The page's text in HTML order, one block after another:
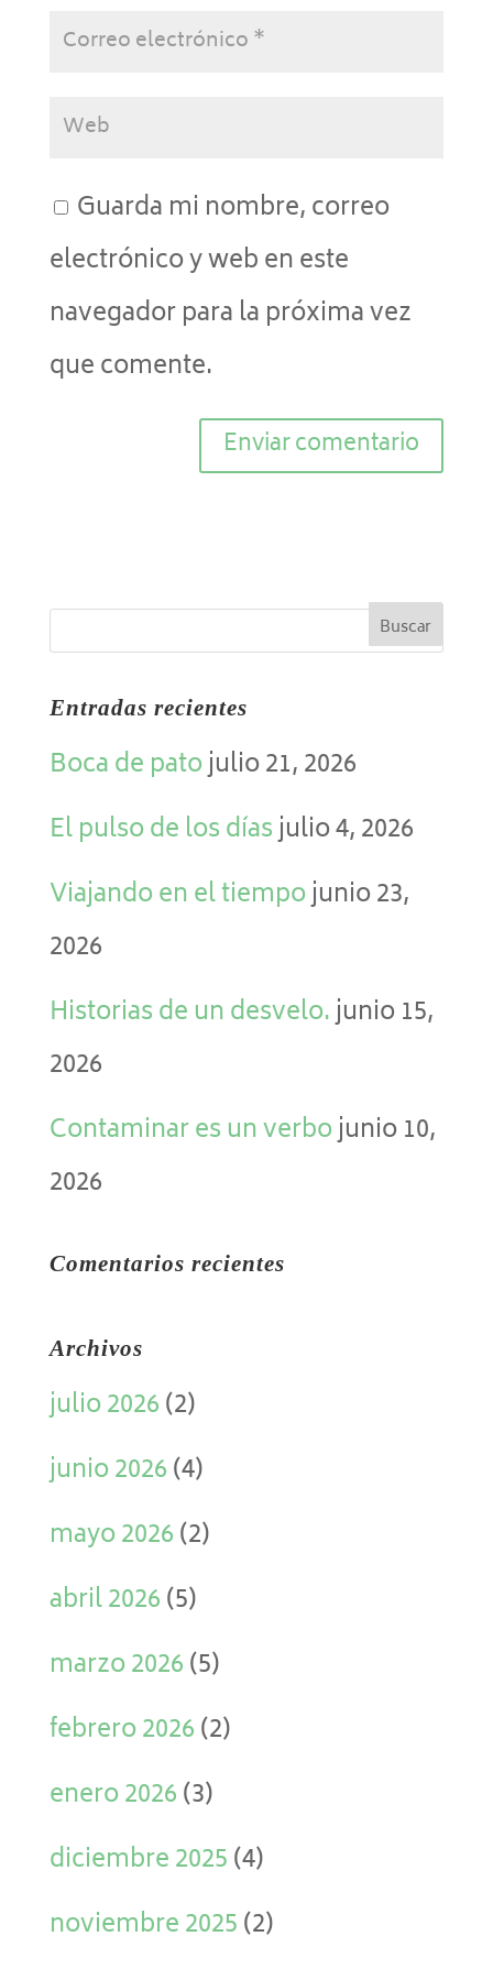
Guarda mi nombre, correo
electrónico y web en este
navegador para la próxima vez
que comente.
Entradas recientes
Boca de patojulio 21, 2026
El pulso de los díasjulio 4, 2026
Viajando en el tiempojunio 23,
2026
Historias de un desvelo.junio 15,
2026
Contaminar es un verbojunio 10,
2026
Comentarios recientes
Archivos
julio 2026(2)
junio 2026(4)
mayo 2026(2)
abril 2026(5)
marzo 2026(5)
febrero 2026(2)
enero 2026(3)
diciembre 2025(4)
noviembre 2025(2)